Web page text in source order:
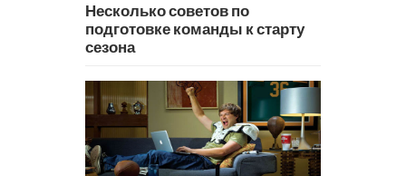
Несколько советов по
подготовке команды к старту
сезона